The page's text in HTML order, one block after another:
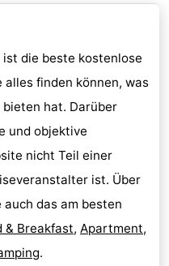
ist die beste kostenlose
alles finden können, was
bieten hat. Darüber
und objektive
nicht Teil einer
ist. Über
auch das am besten
& Breakfast, Apartment,
.